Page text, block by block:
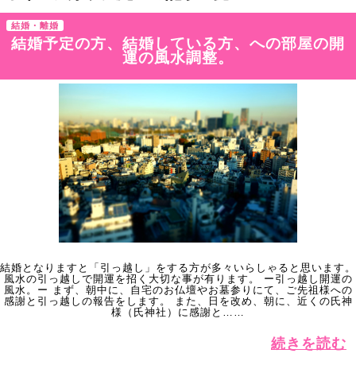
結婚・離婚
結婚予定の方、結婚している方、への部屋の開
運の風水調整。
結婚となりますと「引っ越し」をする方が多々いらしゃると思います。
風水の引っ越しで開運を招く大切な事が有ります。 ー引っ越し開運の
風水。ー まず、朝中に、自宅のお仏壇やお墓参りにて、ご先祖様への
感謝と引っ越しの報告をします。 また、日を改め、朝に、近くの氏神
様（氏神社）に感謝と……
続きを読む